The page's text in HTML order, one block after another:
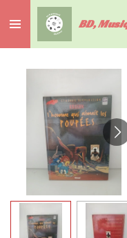
au
contenu
BD,